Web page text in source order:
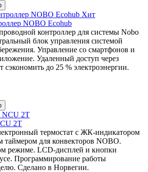
Хит
NOBO Ecohub
контроллер для системы Nobo
блок управления системой
Управление со смартфонов и
Удаленный доступ через
сэкономить до 25 % электроэнергии.
2T
термостат с ЖК-индикатором
для конвекторов NOBO.
режиме. LCD-дисплей и кнопки
Программирование работы
Сделано в Норвегии.